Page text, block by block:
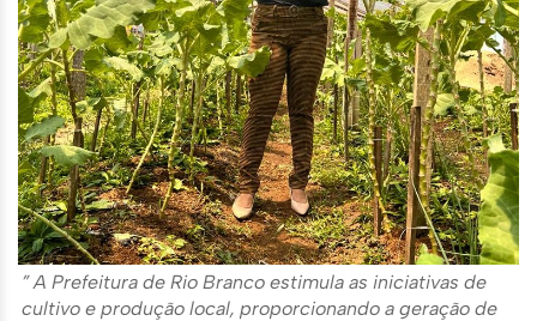
” A Prefeitura de Rio Branco estimula as iniciativas de
cultivo e produção local, proporcionando a geração de